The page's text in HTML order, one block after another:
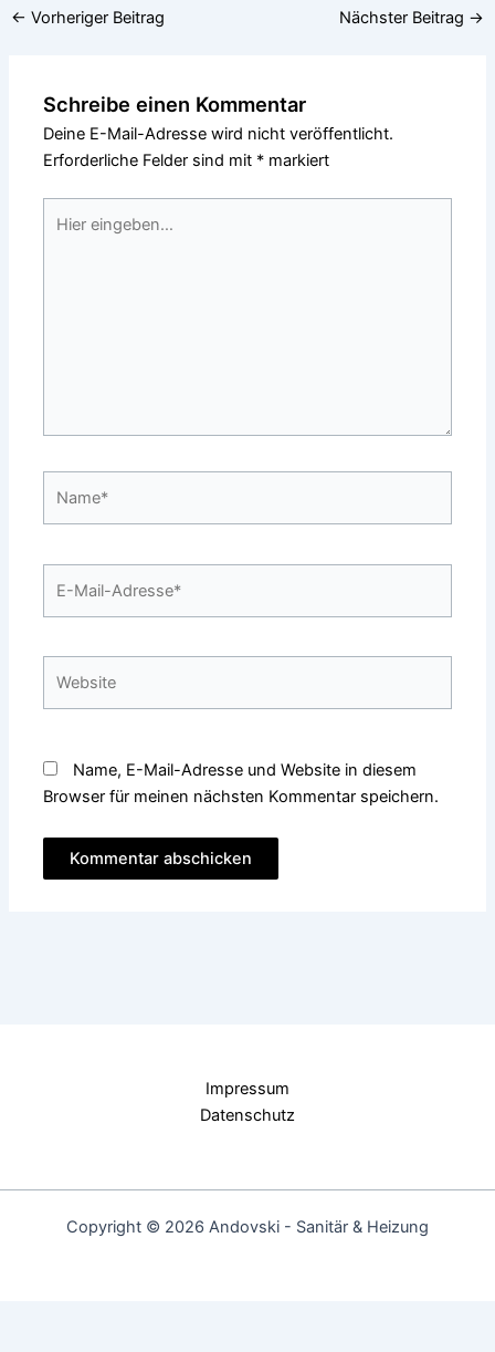
← Vorheriger Beitrag Nächster Beitrag →
Schreibe einen Kommentar
Deine E-Mail-Adresse wird nicht veröffentlicht.
Erforderliche Felder sind mit * markiert
eingeben…
Mail-
Name, E-Mail-Adresse und Website in diesem
Browser für meinen nächsten Kommentar speichern.
Impressum
Datenschutz
Copyright © 2026 Andovski - Sanitär & Heizung